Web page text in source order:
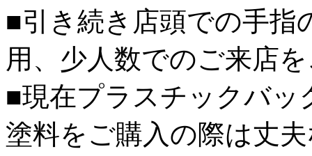
■引き続き店頭での手指
用、少人数でのご来店
■現在プラスチックバッ
塗料をご購入の際は丈